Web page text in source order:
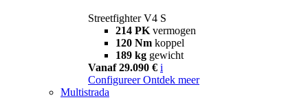
Streetfighter V4 S
214 PK vermogen
120 Nm koppel
189 kg gewicht
Vanaf 29.090 € i
Configureer Ontdek meer
Multistrada